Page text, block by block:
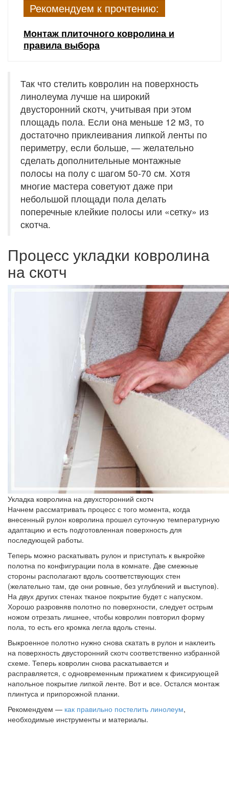
Рекомендуем к прочтению:
Монтаж плиточного ковролина и
правила выбора
Так что стелить ковролин на поверхность
линолеума лучше на широкий
двусторонний скотч, учитывая при этом
площадь пола. Если она меньше 12 м3, то
достаточно приклеивания липкой ленты по
периметру, если больше, — желательно
сделать дополнительные монтажные
полосы на полу с шагом 50-70 см. Хотя
многие мастера советуют даже при
небольшой площади пола делать
поперечные клейкие полосы или «сетку» из
скотча.
Процесс укладки ковролина
на скотч
Укладка ковролина на двухсторонний скотч
Начнем рассматривать процесс с того момента, когда
внесенный рулон ковролина прошел суточную температурную
адаптацию и есть подготовленная поверхность для
последующей работы.
Теперь можно раскатывать рулон и приступать к выкройке
полотна по конфигурации пола в комнате. Две смежные
стороны располагают вдоль соответствующих стен
(желательно там, где они ровные, без углублений и выступов).
На двух других стенах тканое покрытие будет с напуском.
Хорошо разровняв полотно по поверхности, следует острым
ножом отрезать лишнее, чтобы ковролин повторил форму
пола, то есть его кромка легла вдоль стены.
Выкроенное полотно нужно снова скатать в рулон и наклеить
на поверхность двусторонний скотч соответственно избранной
схеме. Теперь ковролин снова раскатывается и
расправляется, с одновременным прижатием к фиксирующей
напольное покрытие липкой ленте. Вот и все. Остался монтаж
плинтуса и припорожной планки.
Рекомендуем — как правильно постелить линолеум,
необходимые инструменты и материалы.